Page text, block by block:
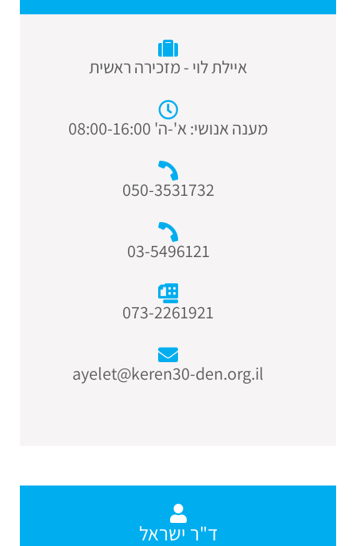
איילת לוי - מזכירה ראשית
מענה אנושי: א'-ה' 08:00-16:00
050-3531732
03-5496121
073-2261921
ayelet@keren30-den.org.il
ד"ר ישראל